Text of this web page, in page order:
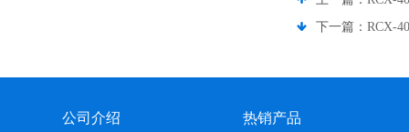
下一篇： RCX-
公司介绍 热销产品